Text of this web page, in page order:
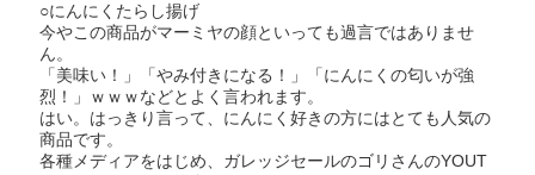
○にんにくたらし揚げ
今やこの商品がマーミヤの顔といっても過言ではありませ
ん。
「美味い！」「やみ付きになる！」「にんにくの匂いが強
烈！」ｗｗｗなどとよく言われます。
はい。はっきり言って、にんにく好きの方にはとても人気の
商品です。
各種メディアをはじめ、ガレッジセールのゴリさんのYOUT